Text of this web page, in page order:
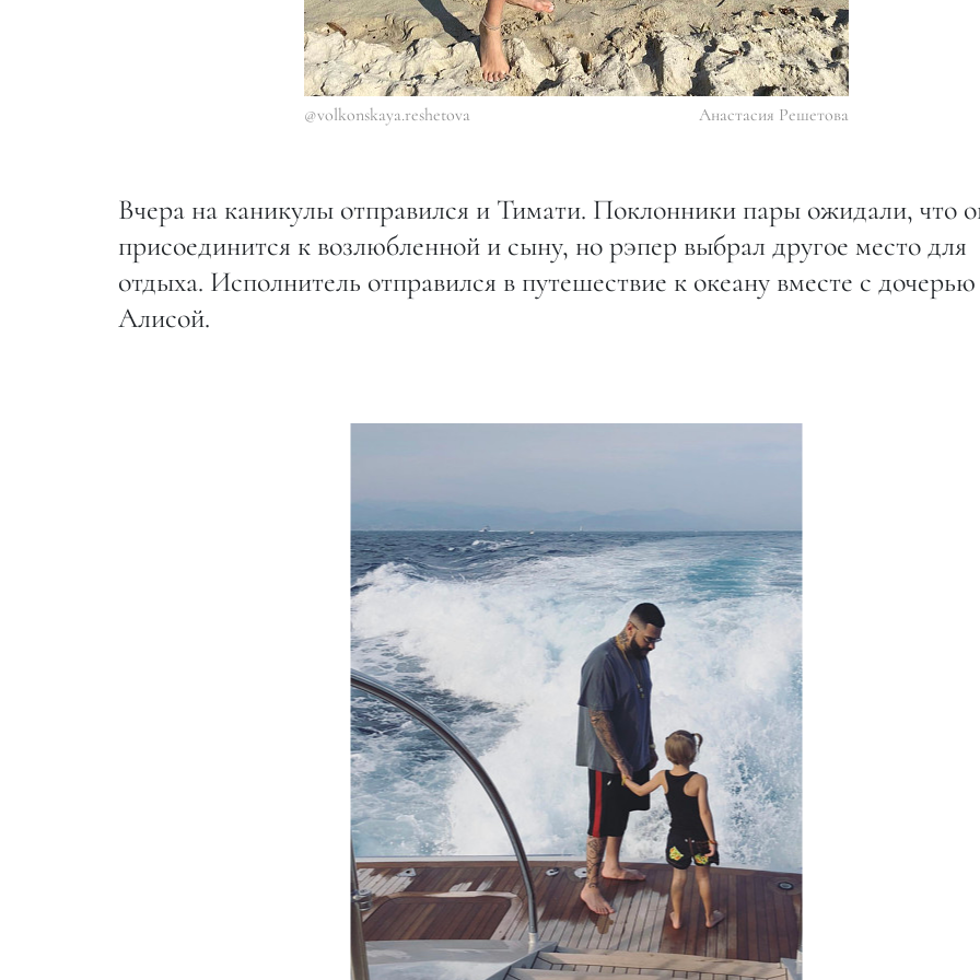
@volkonskaya.reshetova Анастасия Решетова
Вчера на каникулы отправился и Тимати. Поклонники пары ожидали, что
присоединится к возлюбленной и сыну, но рэпер выбрал другое место для
отдыха. Исполнитель отправился в путешествие к океану вместе с дочерью
Алисой.